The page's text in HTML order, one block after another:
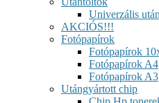
Univerzális
AKCIÓS!!!
Fotópapírok
Fotópapírok
Fotópapírok A4
Fotópapírok A3
Utángyártott chip